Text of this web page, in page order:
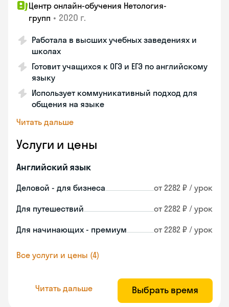
Центр онлайн-обучения Нетология-
групп • 2020 г.
Работала в высших учебных заведениях и
школах
Готовит учащихся к ОГЭ и ЕГЭ по английскому
языку
Использует коммуникативный подход для
общения на языке
Читать дальше
Услуги и цены
Английский язык
Деловой - для бизнеса от 2282 ₽ / урок
Для путешествий от 2282 ₽ / урок
Для начинающих - премиум от 2282 ₽ / урок
Все услуги и цены (4)
Читать дальше Выбрать время